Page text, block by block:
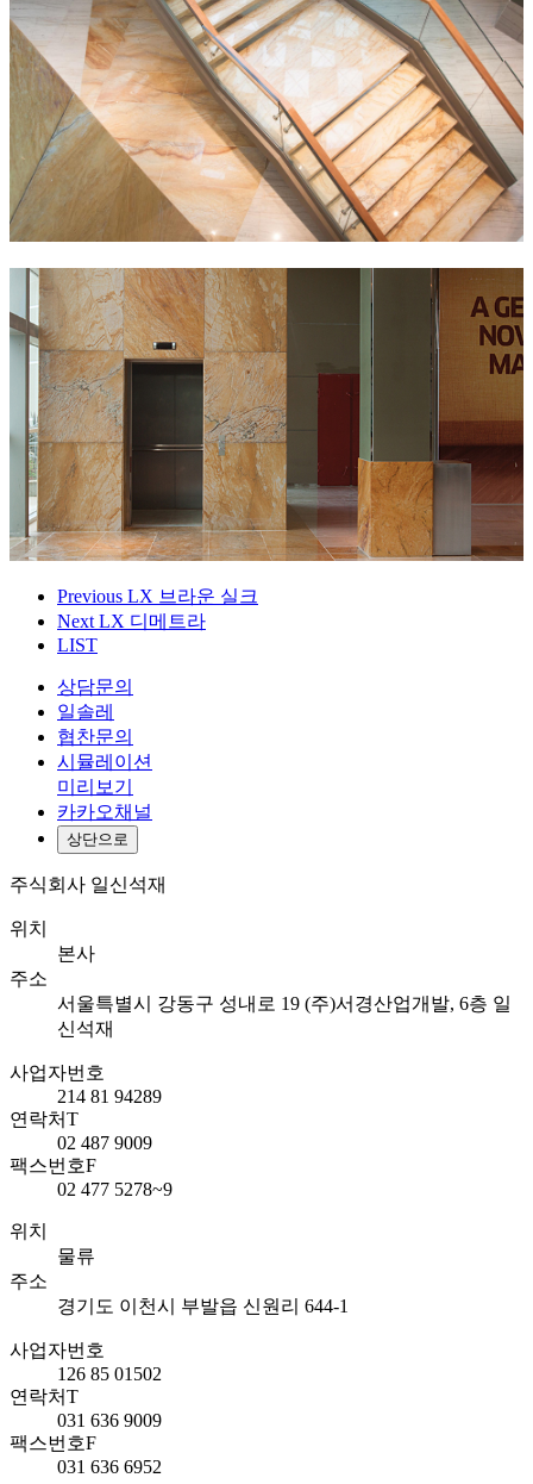
Previous LX 브라운 실크
Next LX 디메트라
LIST
상담문의
일솔레
협찬문의
시뮬레이션
미리보기
카카오채널
상단으로
주식회사 일신석재
위치
본사
주소
서울특별시 강동구 성내로 19 (주)서경산업개발, 6층 일
신석재
사업자번호
214 81 94289
연락처T
02 487 9009
팩스번호F
02 477 5278~9
위치
물류
주소
경기도 이천시 부발읍 신원리 644-1
사업자번호
126 85 01502
연락처T
031 636 9009
팩스번호F
031 636 6952